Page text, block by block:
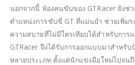
นอกจากนี้ ห้องคนขับของ GTRacer ยังช่
ตำแหน่งการขับขี่ GT ที่แม่นยำ ช่วยเพิ่ม
ความสบายที่ไม่มีใครเทียบได้สำหรับกา
GTRacer จึงได้รับการออกแบบมาสำหรั
หลายประเภท ตั้งแต่นักแข่งมือใหม่ไปจน